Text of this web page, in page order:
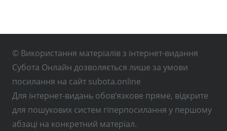
© Використання матеріалів з інтернет-видання
Субота Онлайн дозволяється лише за умови
посилання на сайт subota.online
Для інтернет-видань обов’язкове пряме, відкрите
для пошукових систем гіперпосилання у першому
абзаці на конкретний матеріал.